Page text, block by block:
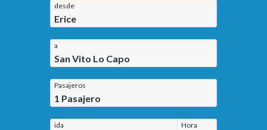
desde
Erice
a
San Vito Lo Capo
Pasajeros
1 Pasajero
ida Hora